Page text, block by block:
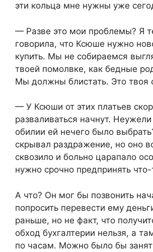
эти кольца мне нужны уже
— Разве это мои проблемы? Я
говорила, что Ксюше нужно
купить. Мы не собираемся
твоей помолвке, как бедные
Мы должны блистать. Это твоя
— У Ксюши от этих платьев
разваливаться начнут.
обилии ей нечего было
скрывал раздражение, но оно
сквозило и больно царапало
нужно срочно предпринять что-
А что? Он мог бы позвонить
попросить перевести ему
раньше, но не факт, что
обход бухгалтерии нельзя, а
по часам. Можно было бы